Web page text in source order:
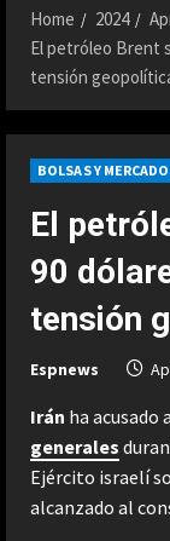
Home 2024
El petróleo Brent
tensión
BOLSAS Y
El
90
tensión
Espnews
Irán ha acusado a
generales
Ejército israelí
alcanzado al